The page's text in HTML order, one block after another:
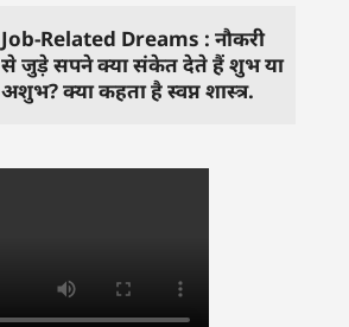
Job-Related Dreams : नौकरी
से जुड़े सपने क्या संकेत देते हैं शुभ या
अशुभ? क्या कहता है स्वप्न शास्त्र.